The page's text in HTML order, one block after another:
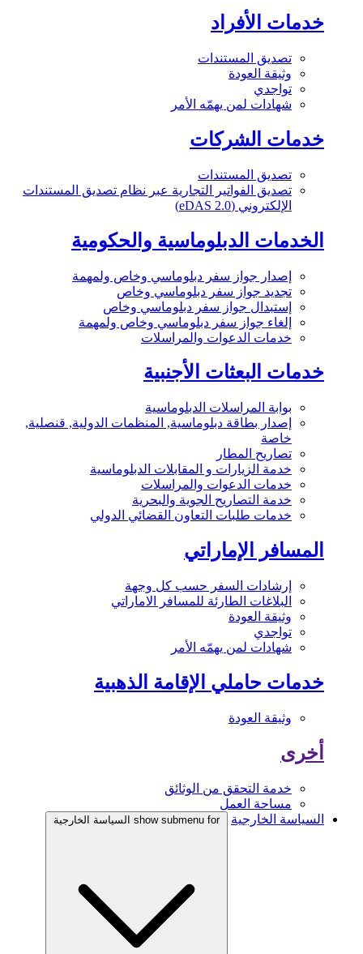
خدمات الأفراد
تصديق المستندات
وثيقة العودة
تواجدي
شهادات لمن يهمّه الأمر
خدمات الشركات
تصديق المستندات
تصديق الفواتير التجارية عبر نظام تصديق المستندات
الإلكتروني (eDAS 2.0)
الخدمات الدبلوماسية والحكومية
إصدار جواز سفر دبلوماسي وخاص ولمهمة
تجديد جواز سفر دبلوماسي وخاص
إستبدال جواز سفر دبلوماسي وخاص
إلغاء جواز سفر دبلوماسي وخاص ولمهمة
خدمات الدعوات والمراسلات
خدمات البعثات الأجنبية
بوابة المراسلات الدبلوماسية
إصدار بطاقة دبلوماسية, المنظمات الدولية, قنصلية,
خاصة
تصاريح المطار
خدمة الزيارات و المقابلات الدبلوماسية
خدمات الدعوات والمراسلات
خدمة التصاريح الجوية والبحرية
خدمات طلبات التعاون القضائي الدولي
المسافر الإماراتي
إرشادات السفر حسب كل وجهة
البلاغات الطارئة للمسافر الاماراتي
وثيقة العودة
تواجدي
شهادات لمن يهمّه الأمر
خدمات حاملي الإقامة الذهبية
وثيقة العودة
أخرى
خدمة التحقق من الوثائق
مساحة العمل
السياسة الخارجية
show submenu for السياسة الخارجية